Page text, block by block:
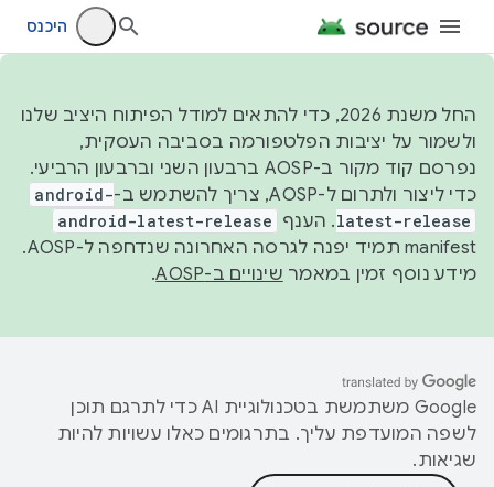
היכנס
החל משנת 2026, כדי להתאים למודל הפיתוח היציב שלנו
ולשמור על יציבות הפלטפורמה בסביבה העסקית,
נפרסם קוד מקור ב-AOSP ברבעון השני וברבעון הרביעי.
כדי ליצור ולתרום ל-AOSP, צריך להשתמש ב-
android-
latest-release. הענף android-latest-release
manifest תמיד יפנה לגרסה האחרונה שנדחפה ל-AOSP.
מידע נוסף זמין במאמר שינויים ב-AOSP .
‫Google משתמשת בטכנולוגיית AI כדי לתרגם תוכן
לשפה המועדפת עליך. בתרגומים כאלו עשויות להיות
שגיאות.